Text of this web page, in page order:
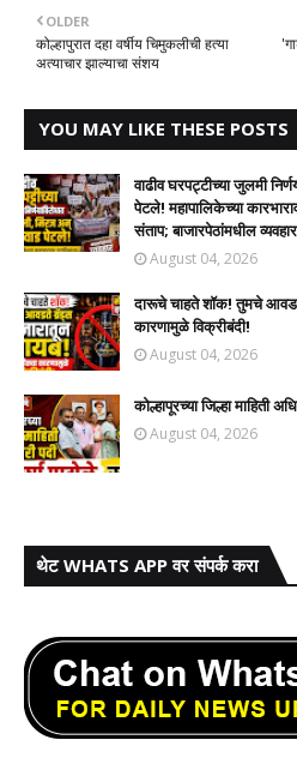
OLDER
कोल्हापुरात दहा वर्षीय चिमुकलीची हत्या
अत्याचार झाल्याचा संशय
YOU MAY LIKE THESE POSTS
वाढीव घरपट्टीच्या जुलमी
पेटले! महापालिकेच्या
संताप; बाजारपेठांमधील
August 04, 2026
दारूचे चाहते शॉक! तुमचे
कारणामुळे विक्रीबंदी!
August 04, 2026
कोल्हापूरच्या जिल्हा माहिती
August 04, 2026
थेट WHATS APP वर संपर्क करा